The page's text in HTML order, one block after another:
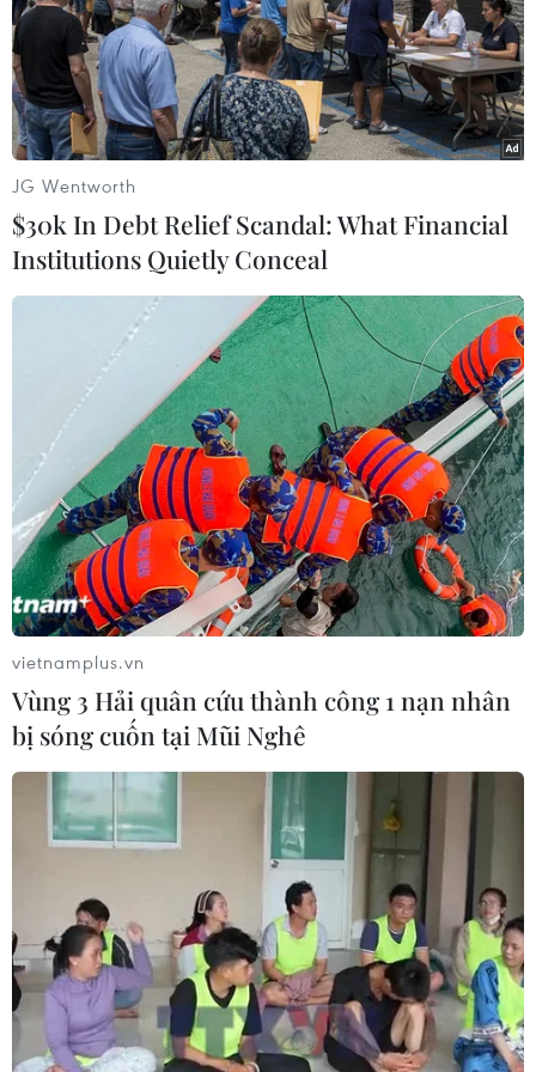
EU: Anh vẫn còn hạn chót ngày 12/4 để
quyết định về thỏa thuận Brexit
29/03/2019 14:29
Trưởng đoàn đàm phán Brexit của Liên minh châu Âu
nói rằng Anh cần nói rõ với EU về những gì nước này
muốn thực hiện liên quan Brexit, muộn nhất là ngày
12/4, nếu Quốc hội Anh không thông qua.
Hạ viện Anh bắt đầu bỏ phiếu lần thứ ba
JG Wentworth
$30k In Debt Relief Scandal: What Financial
Institutions Quietly Conceal
vietnamplus.vn
Vùng 3 Hải quân cứu thành công 1 nạn nhân
bị sóng cuốn tại Mũi Nghê